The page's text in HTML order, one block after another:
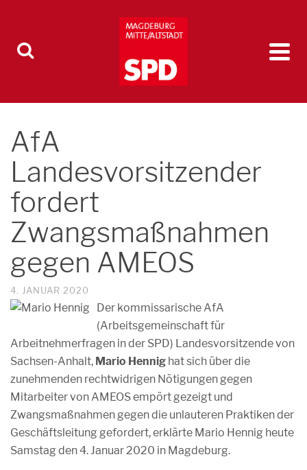
AfA
Landesvorsitzender
fordert
Zwangsmaßnahmen
gegen AMEOS
4. JANUAR 2020
Der kommissarische AfA
(Arbeitsgemeinschaft für
Arbeitnehmerfragen in der SPD) Landesvorsitzende von
Sachsen-Anhalt, Mario Hennig hat sich über die
zunehmenden rechtwidrigen Nötigungen gegen
Mitarbeiter von AMEOS empört gezeigt und
Zwangsmaßnahmen gegen die unlauteren Praktiken der
Geschäftsleitung gefordert, erklärte Mario Hennig heute
Samstag den 4. Januar 2020 in Magdeburg.